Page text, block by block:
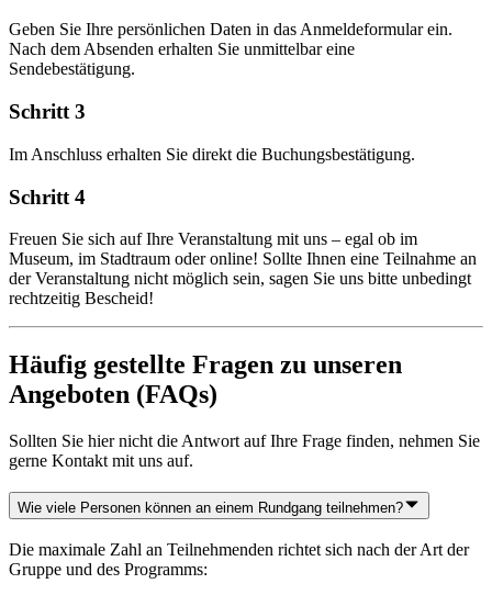
Geben Sie Ihre persönlichen Daten in das Anmeldeformular ein.
Nach dem Absenden erhalten Sie unmittelbar eine
Sendebestätigung.
Schritt 3
Im Anschluss erhalten Sie direkt die Buchungsbestätigung.
Schritt 4
Freuen Sie sich auf Ihre Veranstaltung mit uns – egal ob im
Museum, im Stadtraum oder online! Sollte Ihnen eine Teilnahme an
der Veranstaltung nicht möglich sein, sagen Sie uns bitte unbedingt
rechtzeitig Bescheid!
Häufig gestellte Fragen zu unseren
Angeboten (FAQs)
Sollten Sie hier nicht die Antwort auf Ihre Frage finden, nehmen Sie
gerne Kontakt mit uns auf.
Wie viele Personen können an einem Rundgang teilnehmen?
Die maximale Zahl an Teilnehmenden richtet sich nach der Art der
Gruppe und des Programms: